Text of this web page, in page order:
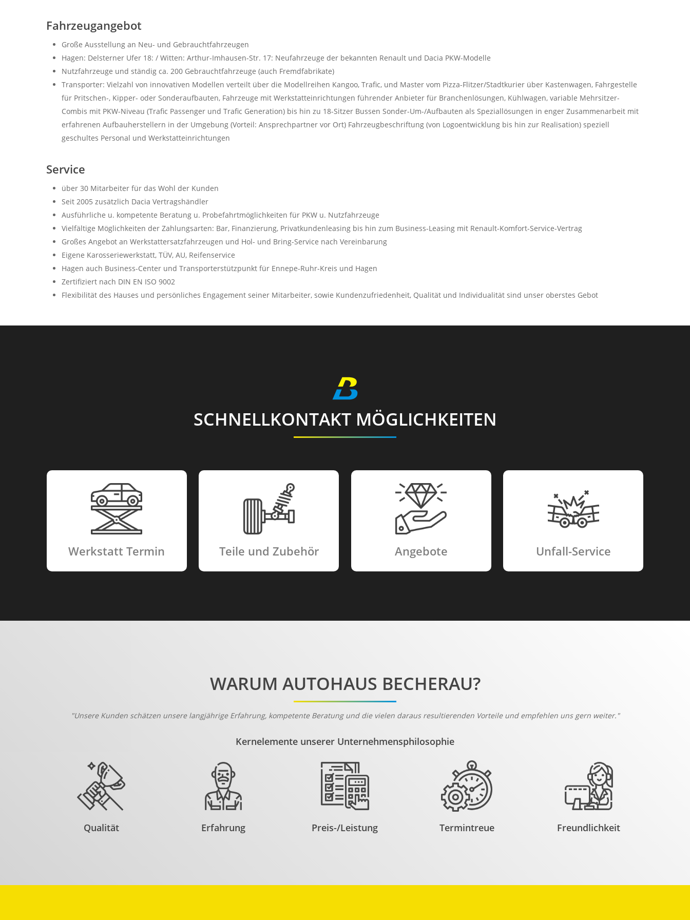
Fahrzeugangebot
Große Ausstellung an Neu- und Gebrauchtfahrzeugen
Hagen: Delsterner Ufer 18: / Witten: Arthur-Imhausen-Str. 17: Neufahrzeuge der bekannten Renault und Dacia PKW-Modelle
Nutzfahrzeuge und ständig ca. 200 Gebrauchtfahrzeuge (auch Fremdfabrikate)
Transporter: Vielzahl von innovativen Modellen verteilt über die Modellreihen Kangoo, Trafic, und Master vom Pizza-Flitzer/Stadtkurier über Kastenwagen, Fahrgestelle
für Pritschen-, Kipper- oder Sonderaufbauten, Fahrzeuge mit Werkstatteinrichtungen führender Anbieter für Branchenlösungen, Kühlwagen, variable Mehrsitzer-
Combis mit PKW-Niveau (Trafic Passenger und Trafic Generation) bis hin zu 18-Sitzer Bussen Sonder-Um-/Aufbauten als Speziallösungen in enger Zusammenarbeit mit
erfahrenen Aufbauherstellern in der Umgebung (Vorteil: Ansprechpartner vor Ort) Fahrzeugbeschriftung (von Logoentwicklung bis hin zur Realisation) speziell
geschultes Personal und Werkstatteinrichtungen
Service
über 30 Mitarbeiter für das Wohl der Kunden
Seit 2005 zusätzlich Dacia Vertragshändler
Ausführliche u. kompetente Beratung u. Probefahrtmöglichkeiten für PKW u. Nutzfahrzeuge
Vielfältige Möglichkeiten der Zahlungsarten: Bar, Finanzierung, Privatkundenleasing bis hin zum Business-Leasing mit Renault-Komfort-Service-Vertrag
Großes Angebot an Werkstattersatzfahrzeugen und Hol- und Bring-Service nach Vereinbarung
Eigene Karosseriewerkstatt, TÜV, AU, Reifenservice
Hagen auch Business-Center und Transporterstützpunkt für Ennepe-Ruhr-Kreis und Hagen
Zertifiziert nach DIN EN ISO 9002
Flexibilität des Hauses und persönliches Engagement seiner Mitarbeiter, sowie Kundenzufriedenheit, Qualität und Individualität sind unser oberstes Gebot
SCHNELLKONTAKT MÖGLICHKEITEN
Werkstatt Termin Teile und Zubehör Angebote Unfall-Service
WARUM AUTOHAUS BECHERAU?
"Unsere Kunden schätzen unsere langjährige Erfahrung, kompetente Beratung und die vielen daraus resultierenden Vorteile und empfehlen uns gern weiter."
Kernelemente unserer Unternehmensphilosophie
Qualität Erfahrung Preis-/Leistung Termintreue Freundlichkeit